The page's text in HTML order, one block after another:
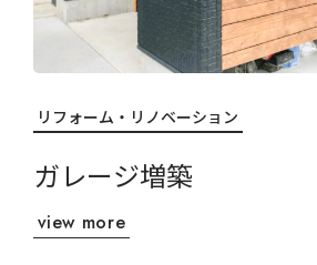
リフォーム・リノベーション
ガレージ増築
view more